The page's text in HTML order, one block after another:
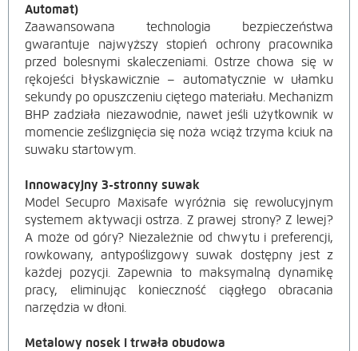
Automat)
Zaawansowana technologia bezpieczeństwa
gwarantuje najwyższy stopień ochrony pracownika
przed bolesnymi skaleczeniami. Ostrze chowa się w
rękojeści błyskawicznie – automatycznie w ułamku
sekundy po opuszczeniu ciętego materiału. Mechanizm
BHP zadziała niezawodnie, nawet jeśli użytkownik w
momencie ześlizgnięcia się noża wciąż trzyma kciuk na
suwaku startowym.
Innowacyjny 3-stronny suwak
Model Secupro Maxisafe wyróżnia się rewolucyjnym
systemem aktywacji ostrza. Z prawej strony? Z lewej?
A może od góry? Niezależnie od chwytu i preferencji,
rowkowany, antypoślizgowy suwak dostępny jest z
każdej pozycji. Zapewnia to maksymalną dynamikę
pracy, eliminując konieczność ciągłego obracania
narzędzia w dłoni.
Metalowy nosek i trwała obudowa